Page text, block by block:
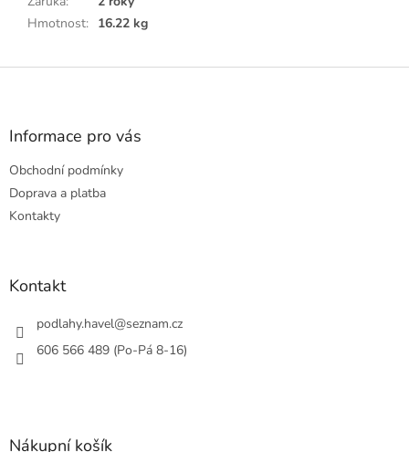
Hmotnost: 16.22 kg
Z
Informace pro vás
Obchodní podmínky
Doprava a platba
Kontakty
Kontakt
podlahy.havel@seznam.cz
606 566 489 (Po-Pá 8-16)
Nákupní košík